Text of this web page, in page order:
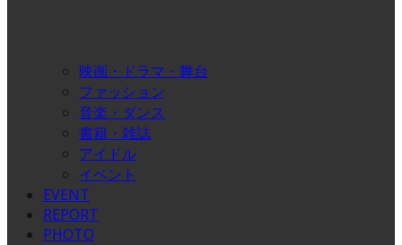
映画・ドラマ・舞台
ファッション
音楽・ダンス
書籍・雑誌
アイドル
イベント
EVENT
REPORT
PHOTO